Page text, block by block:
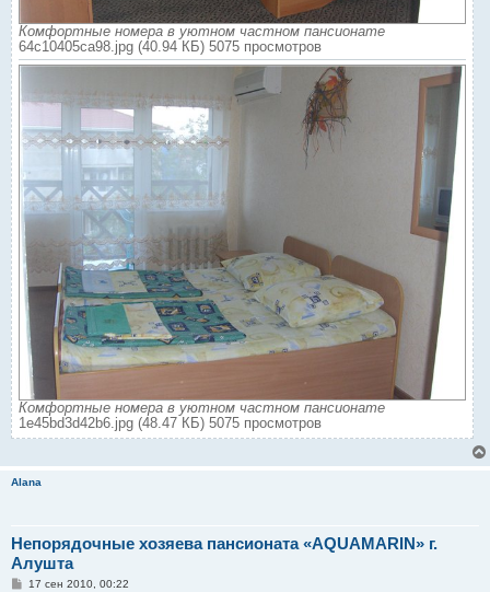
Комфортные номера в уютном частном пансионате
64c10405ca98.jpg (40.94 КБ) 5075 просмотров
Комфортные номера в уютном частном пансионате
1e45bd3d42b6.jpg (48.47 КБ) 5075 просмотров
Alana
Непорядочные хозяева пансионата «AQUAMARIN» г.
Алушта
С17 сен 2010, 00:22